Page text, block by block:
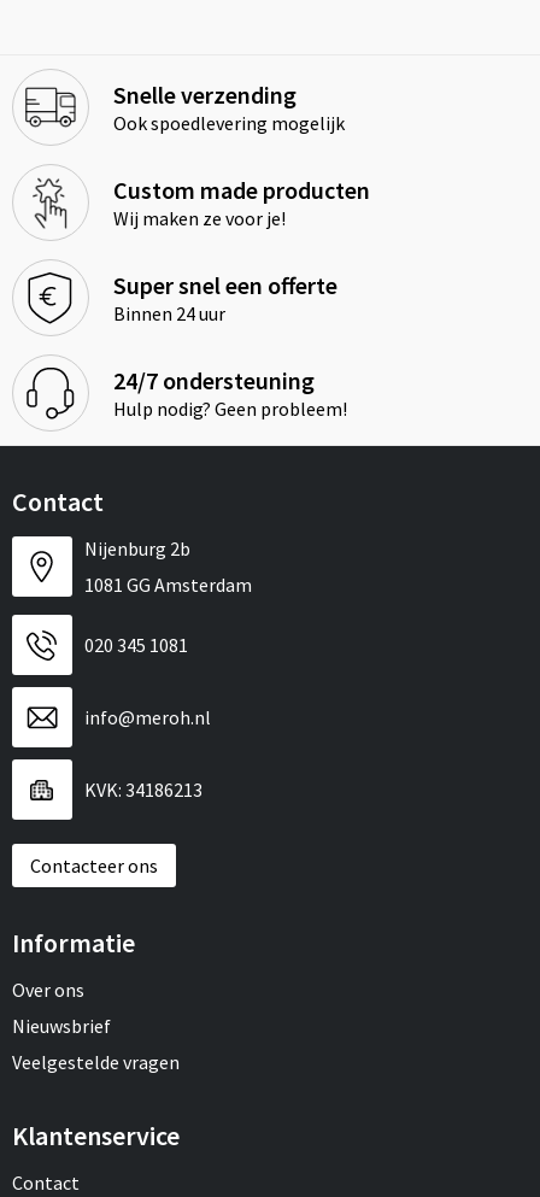
Snelle verzending
Ook spoedlevering mogelijk
Custom made producten
Wij maken ze voor je!
Super snel een offerte
Binnen 24 uur
24/7 ondersteuning
Hulp nodig? Geen probleem!
Contact
Nijenburg 2b
1081 GG Amsterdam
020 345 1081
info@meroh.nl
KVK: 34186213
Contacteer ons
Informatie
Over ons
Nieuwsbrief
Veelgestelde vragen
Klantenservice
Contact